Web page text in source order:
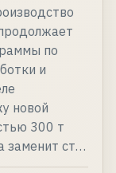
по
и
новой
300 т
заменит ст…